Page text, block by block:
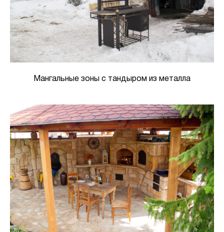
Мангальные зоны с тандыром из металла